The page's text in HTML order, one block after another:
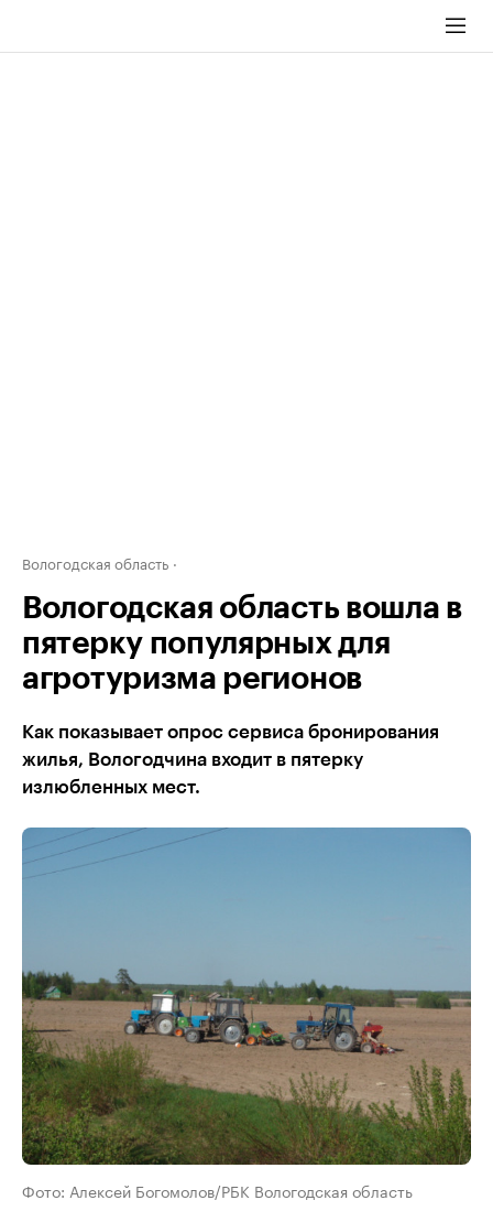
Вологодская область
Вологодская область вошла в
пятерку популярных для
агротуризма регионов
Как показывает опрос сервиса бронирования
жилья, Вологодчина входит в пятерку
излюбленных мест.
Фото: Алексей Богомолов/РБК Вологодская область